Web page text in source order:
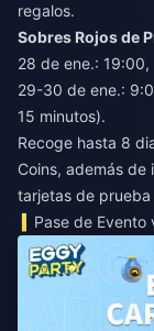
regalos.
Sobres Rojos de
28 de ene.:
29-30 de ene.:
15 minutos).
Recoge hasta 8
Coins, además
tarjetas de
Pase de Evento